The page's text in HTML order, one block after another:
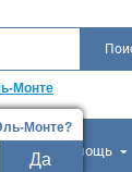
Монте
Монте?
Да Помощь